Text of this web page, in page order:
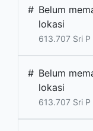
# Belum
lokasi
613.707 Sri P
# Belum
lokasi
613.707 Sri P